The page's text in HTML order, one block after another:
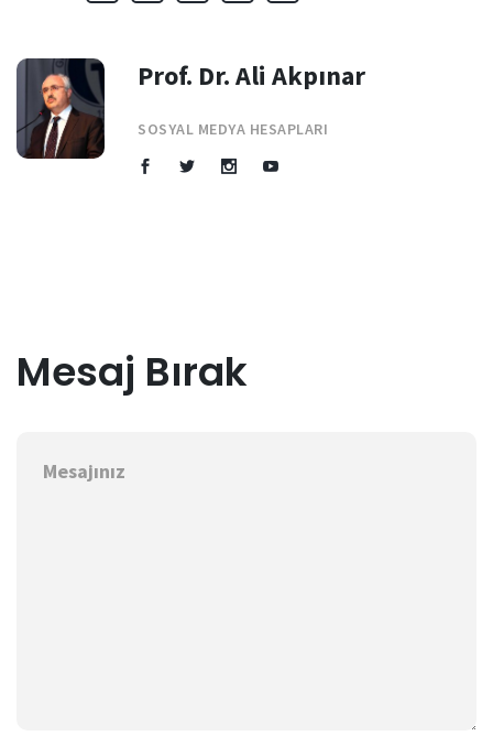
Prof. Dr. Ali Akpınar
SOSYAL MEDYA HESAPLARI
Mesaj Bırak